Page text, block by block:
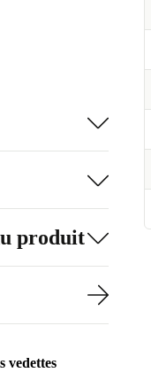
produit
vedettes